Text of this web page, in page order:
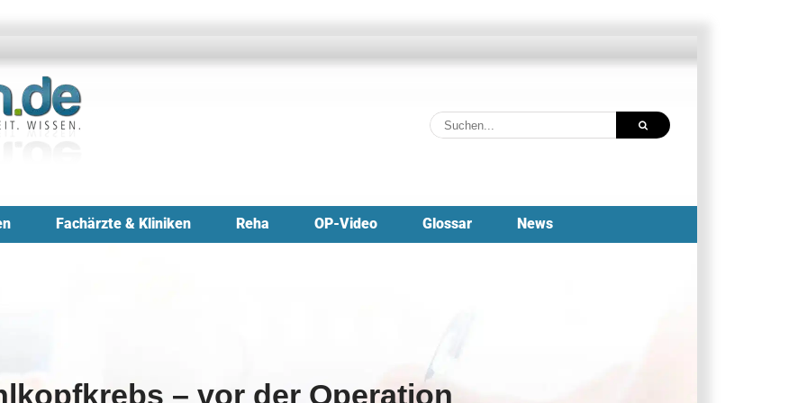
Suche
nach:
Fachärzte & Kliniken Reha OP-Video Glossar News
– vor der Operation